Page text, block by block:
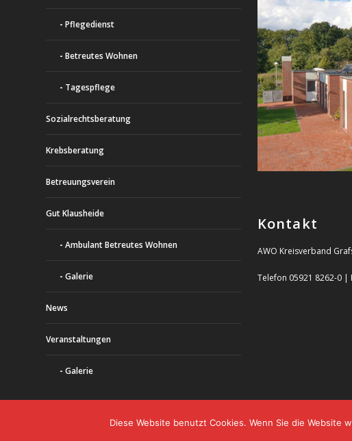
Pflegedienst
Betreutes Wohnen
Tagespflege
Sozialrechtsberatung
Krebsberatung
Betreuungsverein
Gut Klausheide
Ambulant Betreutes Wohnen
Galerie
News
Veranstaltungen
Galerie
Kontakt
AWO Kreisverband
Telefon 05921 8262-0 |
Diese Website benutzt Cookies. Wenn Sie die